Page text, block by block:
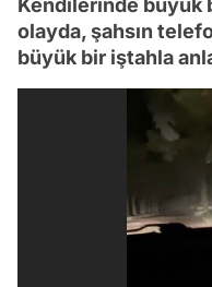
Kendilerinde büyük
olayda, şahsın
büyük bir iştahla